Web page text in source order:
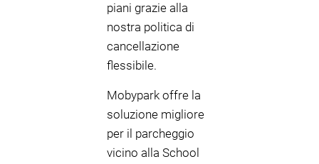
piani grazie alla
nostra politica di
cancellazione
flessibile.
Mobypark offre la
soluzione migliore
per il parcheggio
vicino alla School